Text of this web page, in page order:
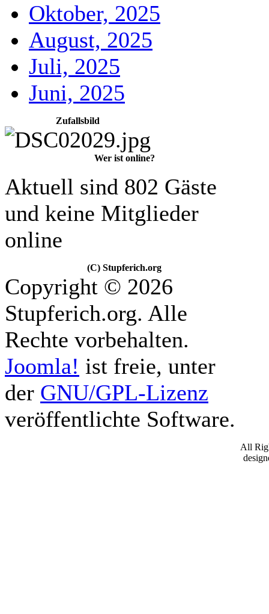
Oktober, 2025
August, 2025
Juli, 2025
Juni, 2025
Zufallsbild
Wer ist online?
Aktuell sind 802 Gäste
und keine Mitglieder
online
(C) Stupferich.org
Copyright © 2026
Stupferich.org. Alle
Rechte vorbehalten.
Joomla! ist freie, unter
der GNU/GPL-Lizenz
veröffentlichte Software.
All